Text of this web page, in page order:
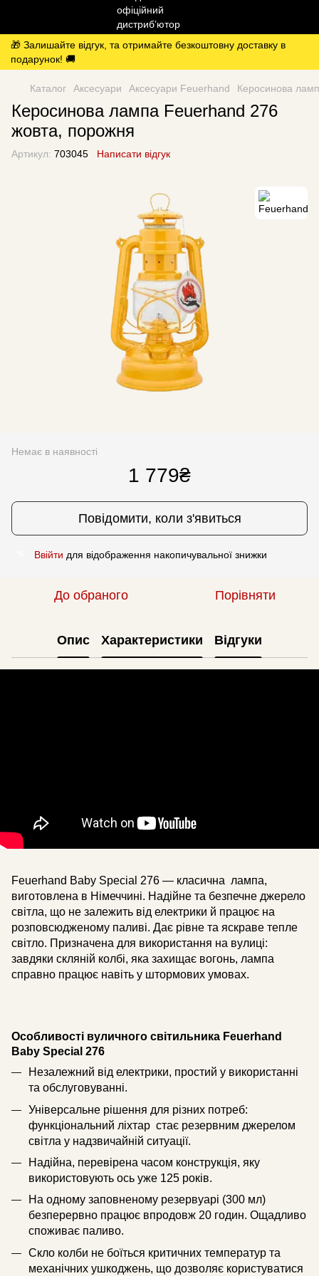
🎁 Залишайте відгук, та отримайте безкоштовну доставку в
подарунок! 🚚
Каталог Аксесуари Аксесуари Feuerhand Керосинова
Керосинова лампа Feuerhand 276
жовта, порожня
Артикул: 703045 Написати відгук
Немає в наявності
1 779₴
Повідомити, коли з'явиться
Ввійти для відображення накопичувальної знижки
До обраного Порівняти
Опис Характеристики Відгуки
Feuerhand Baby Special 276 — класична лампа,
виготовлена в Німеччині. Надійне та безпечне джерело
світла, що не залежить від електрики й працює на
розповсюдженому паливі. Дає рівне та яскраве тепле
світло. Призначена для використання на вулиці:
завдяки скляній колбі, яка захищає вогонь, лампа
справно працює навіть у штормових умовах.
Особливості вуличного світильника Feuerhand
Baby Special 276
Незалежний від електрики, простий у використанні
та обслуговуванні.
Універсальне рішення для різних потреб:
функціональний ліхтар стає резервним джерелом
світла у надзвичайній ситуації.
Надійна, перевірена часом конструкція, яку
використовують ось уже 125 років.
На одному заповненому резервуарі (300 мл)
безперервно працює впродовж 20 годин. Ощадливо
споживає паливо.
Скло колби не боїться критичних температур та
механічних ушкоджень, що дозволяє користуватися